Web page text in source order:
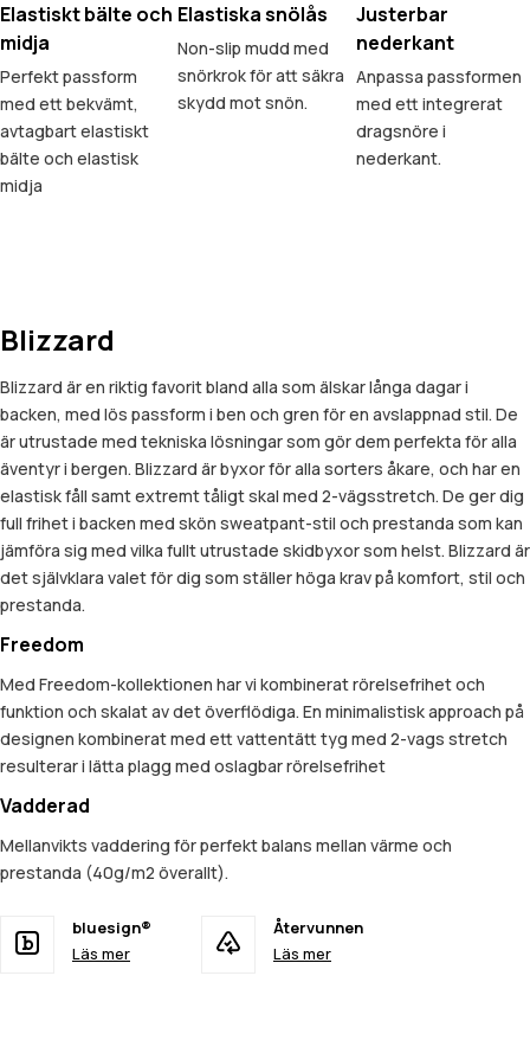
Elastiskt bälte och
midja
Perfekt passform
med ett bekvämt,
avtagbart elastiskt
bälte och elastisk
midja
Elastiska snölås
Non-slip mudd med
snörkrok för att säkra
skydd mot snön.
Justerbar
nederkant
Anpassa passformen
med ett integrerat
dragsnöre i
nederkant.
Blizzard
Blizzard är en riktig favorit bland alla som älskar långa dagar i
backen, med lös passform i ben och gren för en avslappnad stil. De
är utrustade med tekniska lösningar som gör dem perfekta för alla
äventyr i bergen. Blizzard är byxor för alla sorters åkare, och har en
elastisk fåll samt extremt tåligt skal med 2-vägsstretch. De ger dig
full frihet i backen med skön sweatpant-stil och prestanda som kan
jämföra sig med vilka fullt utrustade skidbyxor som helst. Blizzard är
det självklara valet för dig som ställer höga krav på komfort, stil och
prestanda.
Freedom
Med Freedom-kollektionen har vi kombinerat rörelsefrihet och
funktion och skalat av det överflödiga. En minimalistisk approach på
designen kombinerat med ett vattentätt tyg med 2-vags stretch
resulterar i lätta plagg med oslagbar rörelsefrihet
Vadderad
Mellanvikts vaddering för perfekt balans mellan värme och
prestanda (40g/m2 överallt).
bluesign®
Läs mer
Återvunnen
Läs mer